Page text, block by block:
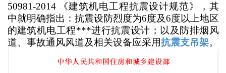
50981-2014 《建筑机电工程抗震设计规范》，其
中就明确指出：抗震设防烈度为6度及6度以上地区
的建筑机电工程***进行抗震设计；以及防排烟风
道、事故通风风道及相关设备应采用抗震支吊架。